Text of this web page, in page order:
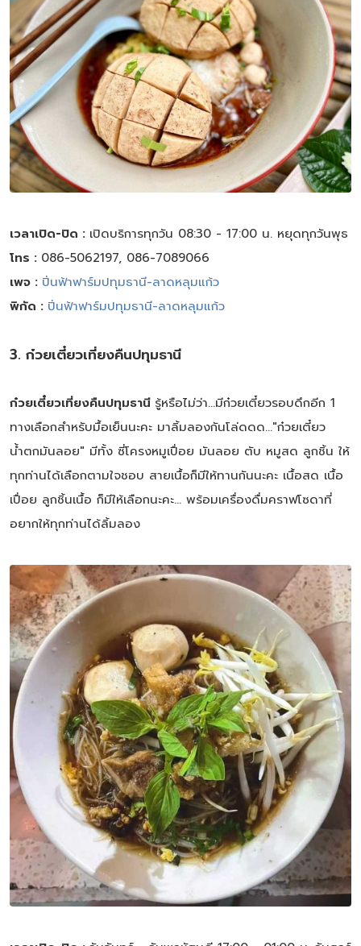
เวลาเปิด-ปิด : เปิดบริการทุกวัน 08:30 - 17:00 น. หยุดทุกวันพุธ
โทร : 086-5062197, 086-7089066
เพจ : ปิ่นฟ้าฟาร์มปทุมธานี-ลาดหลุมแก้ว
พิกัด : ปิ่นฟ้าฟาร์มปทุมธานี-ลาดหลุมแก้ว
3. ก๋วยเตี๋ยวเที่ยงคืนปทุมธานี
ก๋วยเตี๋ยวเที่ยงคืนปทุมธานี รู้หรือไม่ว่า...มีก๋วยเตี๋ยวรอบดึกอีก 1
ทางเลือกสำหรับมื้อเย็นนะคะ มาลิ้มลองกันโล่ดดด..."ก๋วยเตี๋ยว
น้ำตกมันลอย" มีทั้ง​ ซี่โครงหมูเปื่อย​ มันลอย​ ตับ​ หมูสด​ ลูกชิ้น ให้
ทุกท่านได้เลือกตามใจชอบ​ สายเนื้อก็มีให้ทานกันนะคะ เนื้อสด เนื้อ
เปื่อย ลูกชิ้นเนื้อ ก็มีให้เลือกนะคะ... พร้อมเครื่องดื่มคราฟโซดาที่
อยากให้ทุกท่านได้ลิ้มลอง